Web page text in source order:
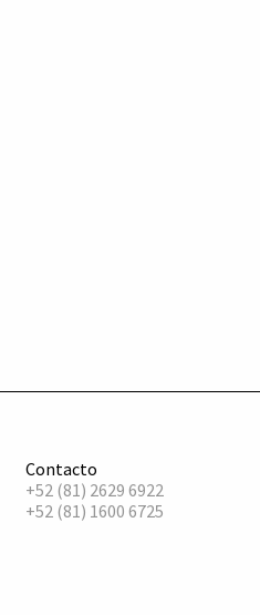
Contacto
+52 (81) 2629 6922
+52 (81) 1600 6725